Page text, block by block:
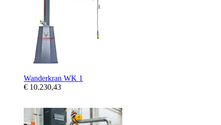
Wanderkran WK 1
€ 10.230,43